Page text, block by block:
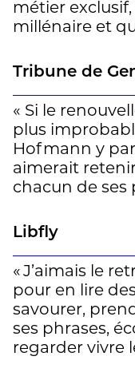
métier
millénaire et
Françon)
Tribune de
« Si le
plus
Hofmann y
aimerait
chacun de ses
Libfly
« J’aimais le
pour en lire
savourer,
ses phrases,
regarder vivre